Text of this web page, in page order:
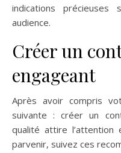
indications
audience.
Créer un
engageant
Après avoir compris
suivante : créer un
qualité attire
parvenir, suivez ces